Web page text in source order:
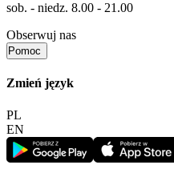
sob. - niedz. 8.00 - 21.00
Obserwuj nas
Pomoc
Zmień język
PL
EN